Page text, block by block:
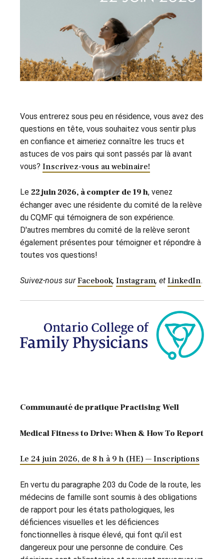
Vous entrerez sous peu en résidence, vous avez des
questions en tête, vous souhaitez vous sentir plus
en confiance et aimeriez connaître les trucs et
astuces de vos pairs qui sont passés par là avant
vous? Inscrivez-vous au webinaire!
Le 22 juin 2026, à compter de 19 h, venez
échanger avec une résidente du comité de la relève
du CQMF qui témoignera de son expérience.
D'autres membres du comité de la relève seront
également présentes pour témoigner et répondre à
toutes vos questions!
Suivez-nous surFacebook, Instagram, et LinkedIn.
Communauté de pratique Practising Well
Medical Fitness to Drive: When & How To Report
Le 24 juin 2026, de 8 h à 9 h (HE) — Inscriptions
En vertu du paragraphe 203 du Code de la route, les
médecins de famille sont soumis à des obligations
de rapport pour les états pathologiques, les
déficiences visuelles et les déficiences
fonctionnelles à risque élevé, qui font qu’il est
dangereux pour une personne de conduire. Ces